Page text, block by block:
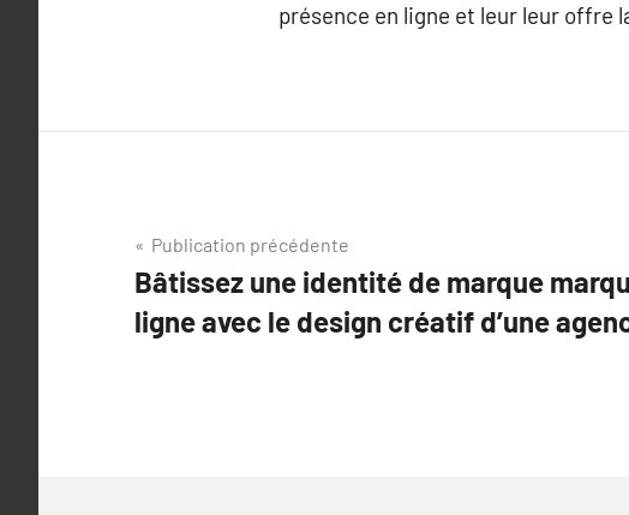
présence en ligne et leur leur offre
Navigation
de
l’article
Publication précédente
Bâtissez une identité de marque
ligne avec le design créatif d’une